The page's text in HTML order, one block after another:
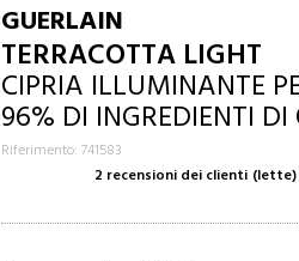
GUERLAIN
TERRACOTTA LIGHT
CIPRIA ILLUMINANTE
96% DI INGREDIENTI
Riferimento: 741583
2 recensioni dei clienti (lette)